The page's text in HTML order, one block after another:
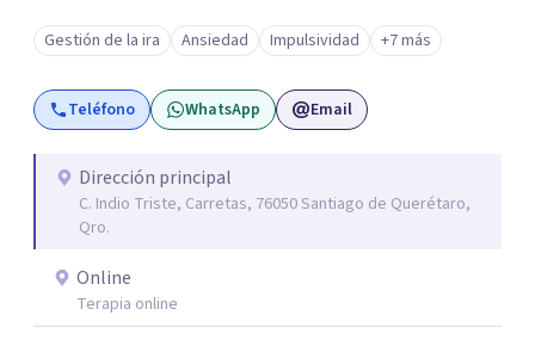
fortalecer tu autoestima. . Comprender por qué repites
ciertos patrones o emociones. Puedes superar lo que te
preocupa y lograr tus objetivos más pronto de lo que
imaginas. Contáctame por Wahtsapp. Puedo ayudarte.
Gestión de la ira Ansiedad Impulsividad +7 más
Teléfono WhatsApp Email
Dirección principal
C. Indio Triste, Carretas, 76050 Santiago de Querétaro,
Qro.
Online
Terapia online